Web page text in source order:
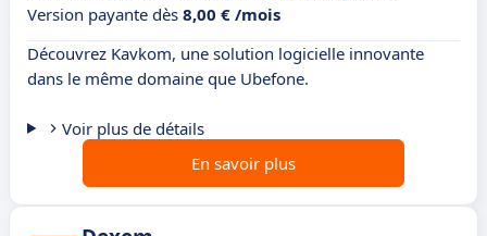
Version payante dès 8,00 € /mois
Découvrez Kavkom, une solution logicielle innovante
dans le même domaine que Ubefone.
Voir plus de détails
En savoir plus